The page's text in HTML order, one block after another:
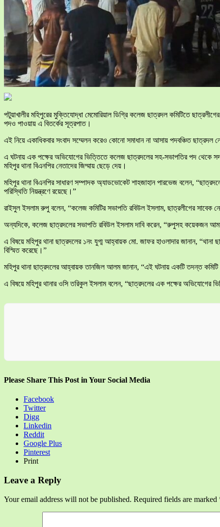
পটুয়াখালীর মহিপুরের মুক্তিযোদ্ধা মেমোরিয়াল ডিগ্রি কলেজ ছাত্রদল কমিটিতে
পদও পাওয়ায় এ বিতর্কের সূত্রপাত।
এই নিয়ে একাধিকবার সংবাদ সম্মেলন করেও কোনো সমাধান না আসায় পদবঞ্চিত ছাত্রদল
এ ঘটনায় এক পক্ষের অভিযোগের ভিত্তিতে কলেজ ছাত্রদলের সহ-সভাপতির পদ থেকে
মহিপুর থানা বিএনপির নেতাদের জিম্মায় ছেড়ে দেয়।
মহিপুর থানা বিএনপির সাধারণ সম্পাদক অ্যাডভোকেট শাহজাহান পারভেজ বলেন,
পরিস্থিতি নিয়ন্ত্রণে রয়েছে।”
রাইসুল ইসলাম রুপু বলেন, “কলেজ কমিটির সভাপতি রবিউল ইসলাম, ছাত্রলীগের সাবেক
অন্যদিকে, কলেজ ছাত্রদলের সভাপতি রবিউল ইসলাম দাবি করেন, “রুপুসহ কয়েকজন
এ বিষয়ে মহিপুর থানা ছাত্রদলের ১নং যুগ্ম আহ্বায়ক মো. জাফর হাওলাদার জানান,
বিস্মিত করেছে।”
মহিপুর থানা ছাত্রদলের আহ্বায়ক তানজিল আলম জানান, “এই ঘটনায় একটি তদন্ত
এ বিষয়ে মহিপুর থানার ওসি তরিকুল ইসলাম বলেন, “ছাত্রদলের এক পক্ষের অভিযোগের
Please Share This Post in Your Social Media
Facebook
Twitter
Digg
Linkedin
Reddit
Google Plus
Pinterest
Print
Leave a Reply
Your email address will not be published. Required fields are marked